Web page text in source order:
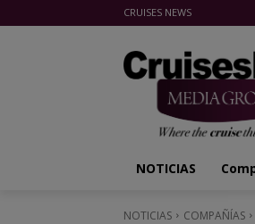
CRUISES NEWS
NOTICIAS
NOTICIAS COMPAÑÍAS